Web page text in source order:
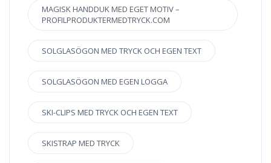
MAGISK HANDDUK MED EGET MOTIV –
PROFILPRODUKTERMEDTRYCK.COM
SOLGLASÖGON MED TRYCK OCH EGEN TEXT
SOLGLASÖGON MED EGEN LOGGA
SKI-CLIPS MED TRYCK OCH EGEN TEXT
SKISTRAP MED TRYCK